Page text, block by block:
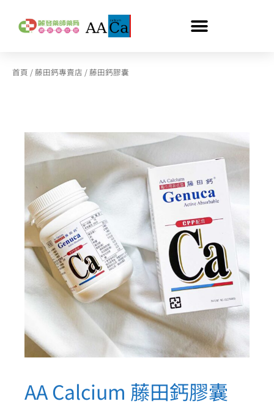
首頁 /藤田鈣專賣店 / 藤田鈣膠囊
AA Calcium 藤田鈣膠囊
依
熱